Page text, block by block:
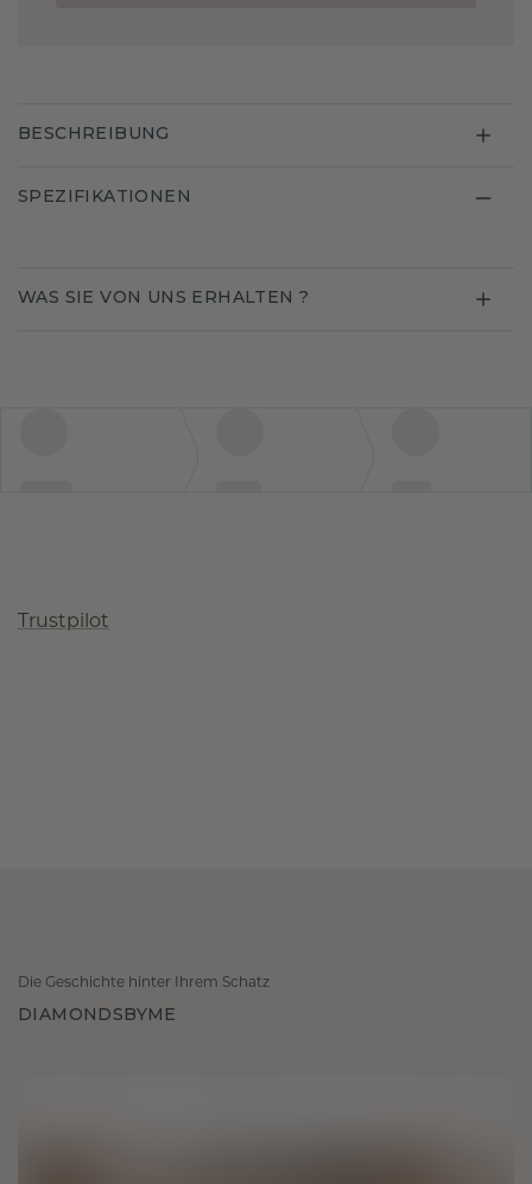
BESCHREIBUNG
SPEZIFIKATIONEN
WAS SIE VON UNS ERHALTEN ?
Trustpilot
Die Geschichte hinter Ihrem Schatz
DIAMONDSBYME